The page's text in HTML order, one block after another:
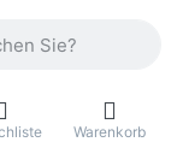
Warenkorb